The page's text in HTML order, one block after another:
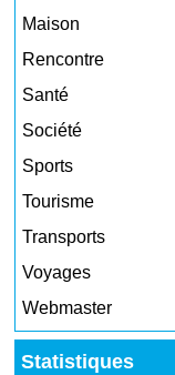
Maison
Rencontre
Santé
Société
Sports
Tourisme
Transports
Voyages
Webmaster
Statistiques